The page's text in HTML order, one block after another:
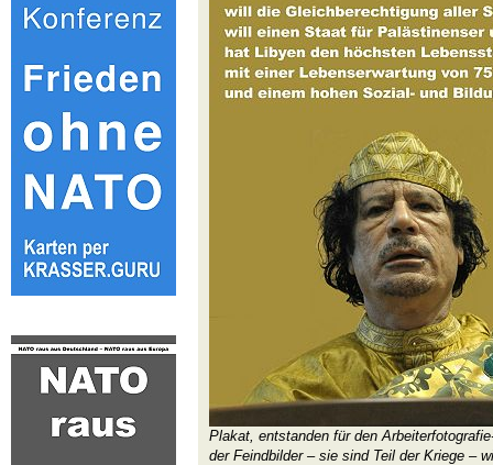
Plakat, entstanden für den
der Feindbilder – sie sind Teil der Kriege –